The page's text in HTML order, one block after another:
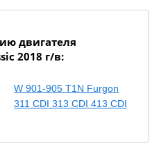
двигателя
2018 г/в:
W 901-905 T1N Furgon
311 CDI 313 CDI 413 CDI